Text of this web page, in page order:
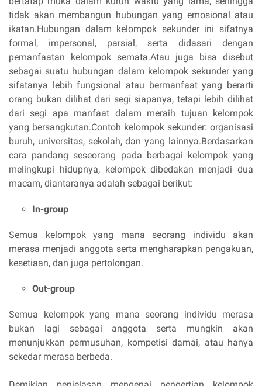
tidak akan membangun hubungan yang emosional atau
ikatan.Hubungan dalam kelompok sekunder ini sifatnya
formal, impersonal, parsial, serta didasari dengan
pemanfaatan kelompok semata.Atau juga bisa disebut
sebagai suatu hubungan dalam kelompok sekunder yang
sifatanya lebih fungsional atau bermanfaat yang berarti
orang bukan dilihat dari segi siapanya, tetapi lebih dilihat
dari segi apa manfaat dalam meraih tujuan kelompok
yang bersangkutan.Contoh kelompok sekunder: organisasi
buruh, universitas, sekolah, dan yang lainnya.Berdasarkan
cara pandang seseorang pada berbagai kelompok yang
melingkupi hidupnya, kelompok dibedakan menjadi dua
macam, diantaranya adalah sebagai berikut:
In-group
Semua kelompok yang mana seorang individu akan
merasa menjadi anggota serta mengharapkan pengakuan,
kesetiaan, dan juga pertolongan.
Out-group
Semua kelompok yang mana seorang individu merasa
bukan lagi sebagai anggota serta mungkin akan
menunjukkan permusuhan, kompetisi damai, atau hanya
sekedar merasa berbeda.